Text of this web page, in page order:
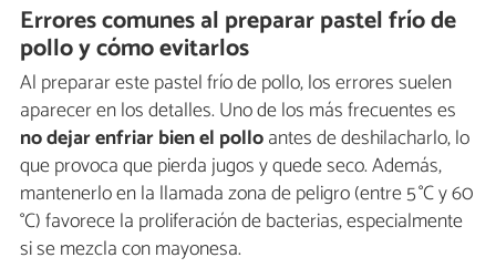
Errores comunes al preparar pastel frío de
pollo y cómo evitarlos
Al preparar este pastel frío de pollo, los errores suelen
aparecer en los detalles. Uno de los más frecuentes es
no dejar enfriar bien el polloantes de deshilacharlo, lo
que provoca que pierda jugos y quede seco. Además,
mantenerlo en la llamada zona de peligro (entre 5 °C y 60
°C) favorece la proliferación de bacterias, especialmente
si se mezcla con mayonesa.